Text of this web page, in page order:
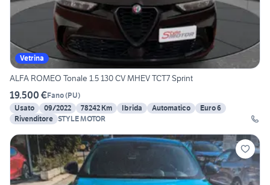
Vetrina
ALFA ROMEO Tonale 1.5 130 CV MHEV TCT7 Sprint
19.500 €Fano(PU)
Usato
09/2022 78242 Km Ibrida Automatico
Euro 6
Rivenditore STYLE MOTOR